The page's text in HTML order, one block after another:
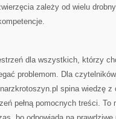
zależy od wielu
dla wszystkich, którzy
problemom. Dla
spina wiedzę
pełną pomocnych treści.